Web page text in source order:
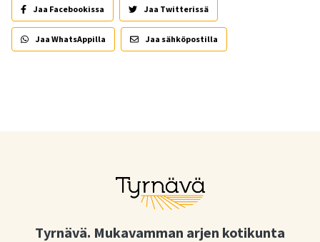
Jaa Facebookissa Jaa Twitterissä
Jaa WhatsAppilla Jaa sähköpostilla
Tyrnävä. Mukavamman arjen kotikunta